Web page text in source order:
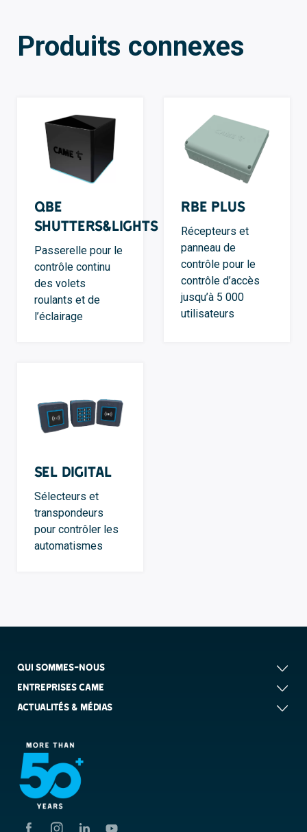
Produits connexes
QBE
Shutters&Lights
Passerelle pour le
contrôle continu
des volets
roulants et de
l’éclairage
RBE Plus
Récepteurs et
panneau de
contrôle pour le
contrôle d’accès
jusqu’à 5 000
utilisateurs
SEL Digital
Sélecteurs et
transpondeurs
pour contrôler les
automatismes
QUI SOMMES-NOUS
ENTREPRISES CAME
ACTUALITÉS & MÉDIAS